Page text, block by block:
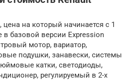
цена на который начинается с 1
в базовой версии Expression
мотор, вариатор,
подушки, занавески, системы
катки, светодиоды,
регулируемый в 2-х